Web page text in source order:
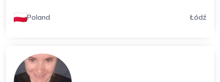
Poland Łódź